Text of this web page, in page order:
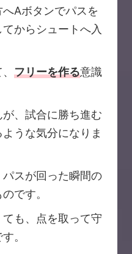
Aボタンでパスを
からシュートへ入
フリーを作る意識
、試合に勝ち進む
うな気分になりま
スが回った瞬間の
です。
も、点を取って守
。